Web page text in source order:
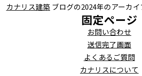
索:
カナリス建築 ブログの2024年のアーカイ
固定ページ
お問い合わせ
送信完了画面
よくあるご質問
カナリスについて